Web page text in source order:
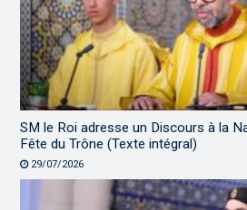
SM le Roi adresse un Discours à la
Fête du Trône (Texte intégral)
29/07/2026